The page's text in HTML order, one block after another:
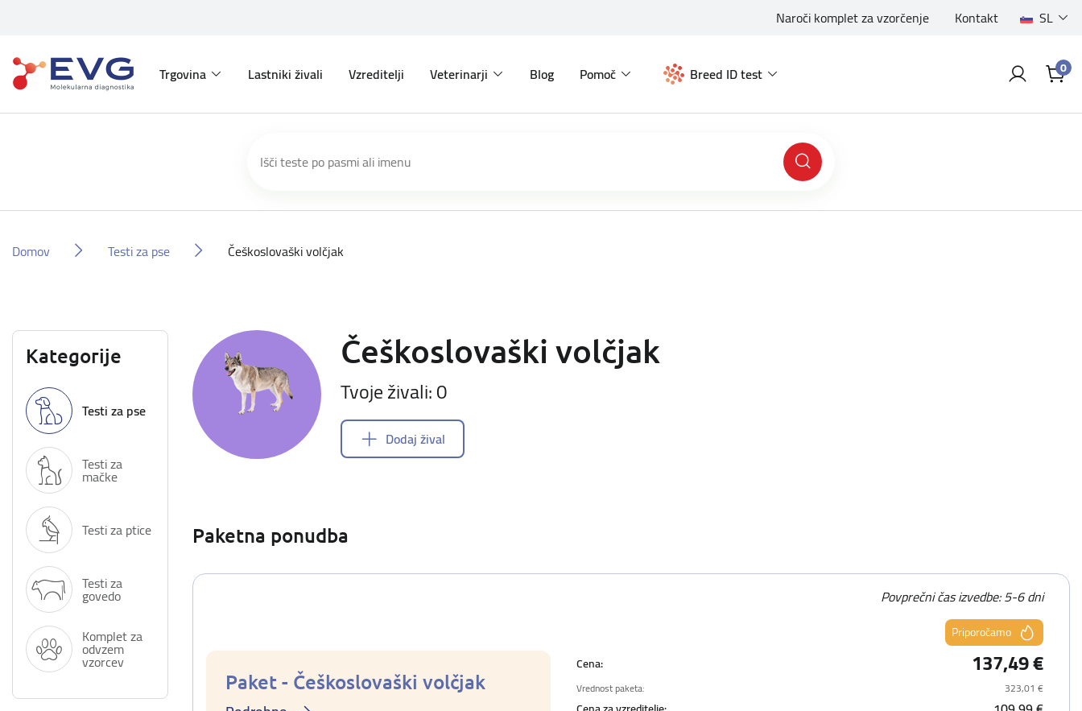
Naroči komplet za vzorčenje Kontakt SL
Trgovina Lastniki živali Vzreditelji Veterinarji Blog Pomoč Breed ID test 0
Domov Testi za pse Češkoslovaški volčjak
Kategorije
Testi za pse
Testi za
mačke
Testi za ptice
Testi za
govedo
Komplet za
odvzem
vzorcev
Češkoslovaški volčjak
Tvoje živali: 0
Dodaj žival
Paketna ponudba
Paket - Češkoslovaški volčjak
Povprečni čas izvedbe: 5-6 dni
Priporočamo
Cena:
137,49 €
Vrednost paketa: 323,01 €